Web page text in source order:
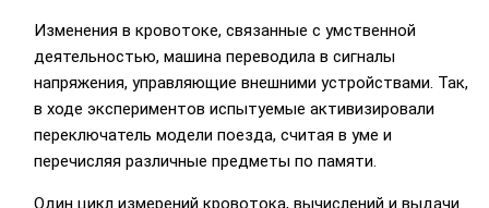
Изменения в кровотоке, связанные с умственной
деятельностью, машина переводила в сигналы
напряжения, управляющие внешними устройствами. Так,
в ходе экспериментов испытуемые активизировали
переключатель модели поезда, считая в уме и
перечисляя различные предметы по памяти.
Один цикл измерений кровотока, вычислений и выдачи